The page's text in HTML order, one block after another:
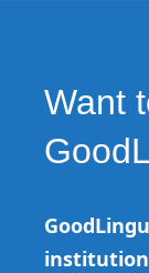
Want